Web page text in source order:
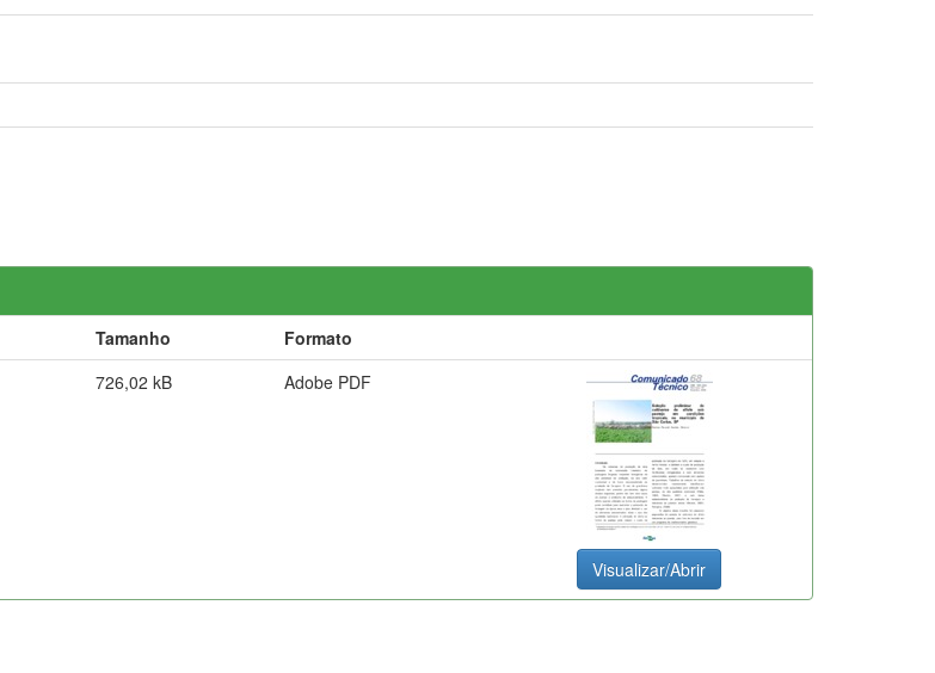
Tamanho
Formato
726,02 kB Adobe PDF
Visualizar/Abrir